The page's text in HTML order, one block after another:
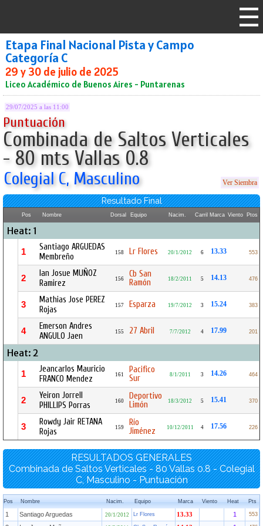
Etapa Final Nacional Pista y Campo
Categoría C
29 y 30 de julio de 2025
Liceo Académico de Buenos Aires - Puntarenas
29/07/2025 a las 11:00
Puntuación
Combinada de Saltos Verticales
- 80 mts Vallas 0.8
Colegial C, Masculino Ver Siembra
Resultado Final
Pos Nombre Dorsal Equipo Nacim. Carril Marca Viento Ptos
Heat: 1
1
Santiago ARGUEDAS
Membreño
158 Lr Flores 20/1/2012 6 13.33 553
2
Ian Josue MUÑOZ
Ramirez
156
Cb San
Ramón
18/2/2011 5 14.13 476
3
Mathias Jose PEREZ
Rojas
157 Esparza 19/7/2012 3 15.24 383
4
Emerson Andres
ANGULO Jaen
155 27 Abril 7/7/2012 4 17.99 201
Heat: 2
1
Jeancarlos Mauricio
FRANCO Mendez
161
Pacifico
Sur
8/1/2011 3 14.26 464
2
Yeiron Jorrell
PHILLIPS Porras
160
Deportivo
Limón
18/3/2012 5 15.41 370
3
Rowdy Jair RETANA
Rojas
159
Río
Jiménez
10/12/2011 4 17.56 226
RESULTADOS GENERALES
Combinada de Saltos Verticales - 80 Vallas 0.8 - Colegial
C, Masculino - Puntuación
Pos Nombre Nacim. Equipo Marca Viento Heat Pts
1 Santiago Arguedas 20/1/2012 Lr Flores 13.33 1 553